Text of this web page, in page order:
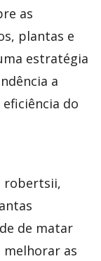
as
plantas e
estratégia
a
do
robertsii,
de matar
as